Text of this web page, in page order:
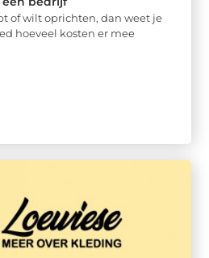
of wilt oprichten, dan weet je
hoeveel kosten er mee